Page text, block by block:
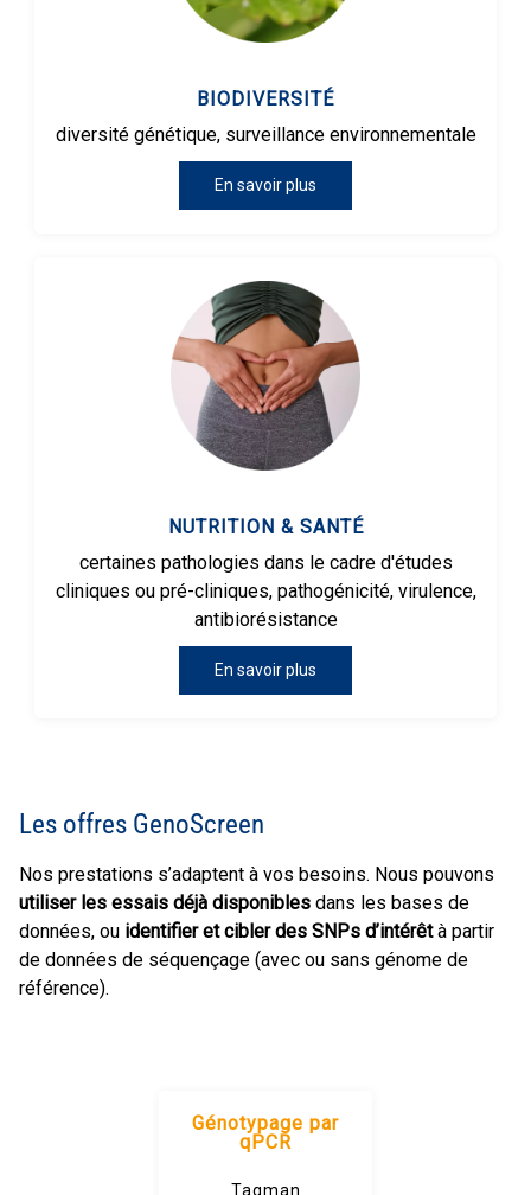
BIODIVERSITÉ
diversité génétique, surveillance environnementale
En savoir plus
NUTRITION & SANTÉ
certaines pathologies dans le cadre d'études
cliniques ou pré-cliniques, pathogénicité, virulence,
antibiorésistance
En savoir plus
Les offres GenoScreen
Nos prestations s’adaptent à vos besoins. Nous pouvons
utiliser les essais déjà disponibles dans les bases de
données, ou identifier et cibler des SNPs d’intérêtà partir
de données de séquençage (avec ou sans génome de
référence).
Génotypage par
qPCR
Taqman